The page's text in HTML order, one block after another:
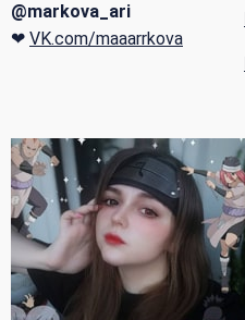
@markova_ari
❤ VK.com/maaarrkova